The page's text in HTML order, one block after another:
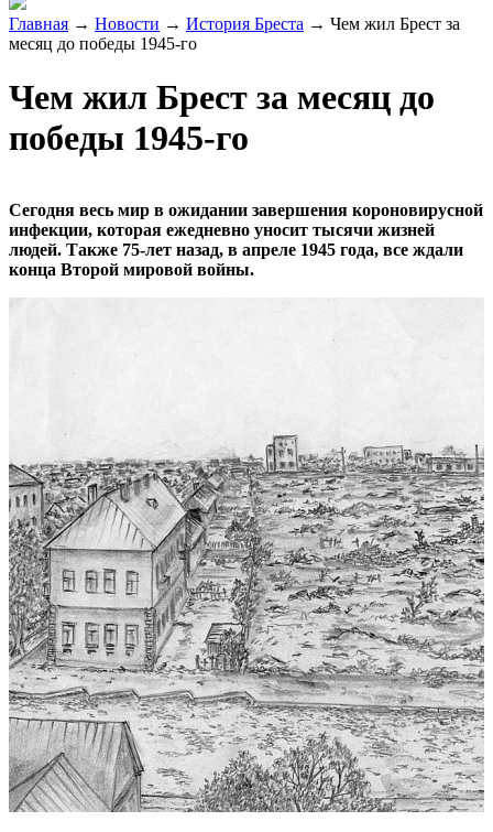
Главная → Новости → История Бреста → Чем жил Брест за
месяц до победы 1945-го
Чем жил Брест за месяц до
победы 1945-го
Сегодня весь мир в ожидании завершения короновирусной
инфекции, которая ежедневно уносит тысячи жизней
людей. Также 75-лет назад, в апреле 1945 года, все ждали
конца Второй мировой войны.